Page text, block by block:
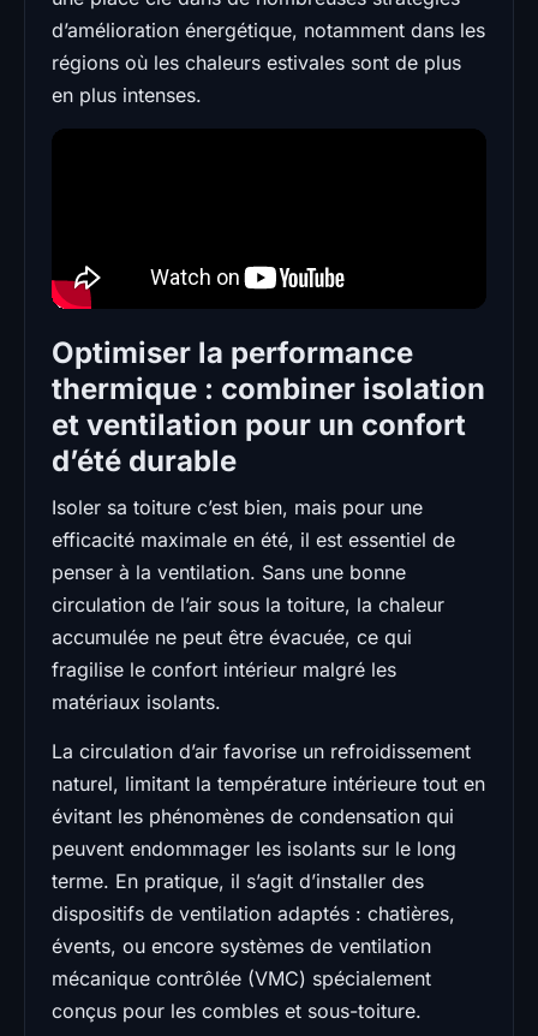
d’amélioration énergétique, notamment dans les
régions où les chaleurs estivales sont de plus
en plus intenses.
Optimiser la performance
thermique : combiner isolation
et ventilation pour un confort
d’été durable
Isoler sa toiture c’est bien, mais pour une
efficacité maximale en été, il est essentiel de
penser à la ventilation. Sans une bonne
circulation de l’air sous la toiture, la chaleur
accumulée ne peut être évacuée, ce qui
fragilise le confort intérieur malgré les
matériaux isolants.
La circulation d’air favorise un refroidissement
naturel, limitant la température intérieure tout en
évitant les phénomènes de condensation qui
peuvent endommager les isolants sur le long
terme. En pratique, il s’agit d’installer des
dispositifs de ventilation adaptés : chatières,
évents, ou encore systèmes de ventilation
mécanique contrôlée (VMC) spécialement
conçus pour les combles et sous-toiture.